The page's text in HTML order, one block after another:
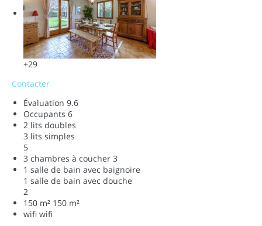
+29
Contacter
Évaluation 9.6
Occupants 6
2 lits doubles
3 lits simples
5
3 chambres à coucher 3
1 salle de bain avec baignoire
1 salle de bain avec douche
2
150 m² 150 m²
wifi wifi